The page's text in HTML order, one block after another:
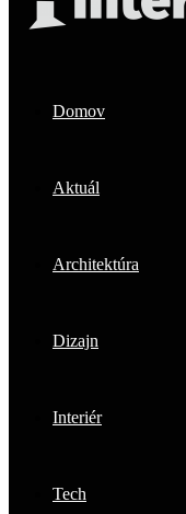
Domov
Aktuál
Architektúra
Dizajn
Interiér
Tech